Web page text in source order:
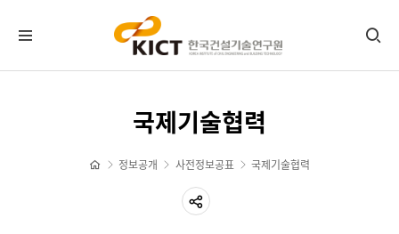
사전정보공표
국제기술협력
정보공개 사전정보공표 국제기술협력